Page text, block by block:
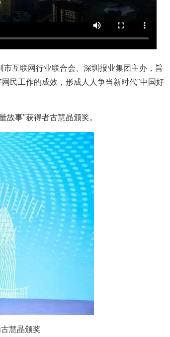
互联网行业联合会、深圳报业集团主办，旨
民工作的成效，形成人人争当新时代"中国好
故事"获得者古慧晶颁奖。
慧晶颁奖